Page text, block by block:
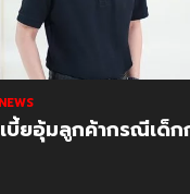
ยอุ้มลูกค้ากรณีเด็ก